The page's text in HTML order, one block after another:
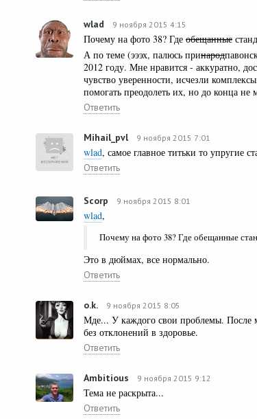
wlad 9 ноября 2015 4:15
Почему на фото 38? Где обещанные
А по теме (эээх, палюсь принарод
2012 году. Мне нравится - аккуратно,
чувство уверенности, исчезли
помогать преодолеть их, но до конца не
Ответить
Mihail_pvl 9 ноября 2015 7:01
wlad, самое главное титьки то упругие
Ответить
Scorp 9 ноября 2015 8:01
wlad,
Почему на фото 38? Где обещанные
Это в дюймах, все нормально.
Ответить
o.k. 9 ноября 2015 8:05
Мде... У каждого свои проблемы. После
без отклонений в здоровье.
Ответить
Ambitious 9 ноября 2015 9:12
Тема не раскрыта...
Ответить